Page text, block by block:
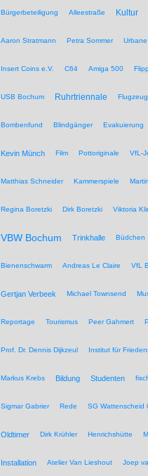
Bürgerbeteiligung Alleestraße Kultur
Aaron Stratmann Petra Sommer
Insert Coins e.V. C64 Amiga 500
USB Bochum Ruhrtriennale Flugzeug
Bombenfund Blindgänger Evakuierung
Kevin Münch Film Pottoriginale VfL-
Matthias Schneider Kammerspiele
Regina Boretzki Dirk Boretzki Viktoria
VBW Bochum Trinkhalle Büdchen
Bienenschwarm Andreas Le Claire VfL
Gertjan Verbeek Michael Townsend
Reportage Tourismus Peer Gahmert
Prof. Dr. Dennis Dijkzeul Institut für
Markus Krebs Bildung Studenten
Sigmar Gabrier Rede SG Wattenscheid
Oldtimer Dirk Krühler Henrichshütte
Installation Atelier Van Lieshout Joep